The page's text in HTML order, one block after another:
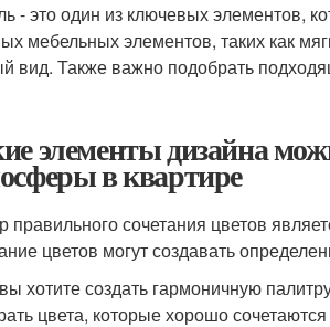
- это один из ключевых элементов,
мебельных элементов, таких как
вид. Также важно подобрать
элементы дизайна
в квартире
правильного сочетания цветов
цветов могут создавать
хотите создать гармоничную
цвета, которые хорошо